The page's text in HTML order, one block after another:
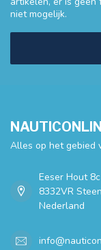
niet mogelijk.
Alles op het gebied
Eeser Hout 8c
8332VR
Nederland